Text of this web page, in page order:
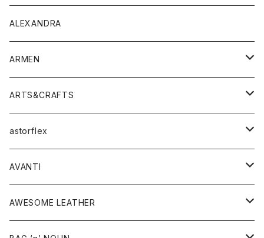
Tシャツ
シャツ
ボトムス
トップス
Tシャツ・カットソー
シャツ・ブラウス
ボトムス
パンツ
スカート
ワンピース・オールインワン
バッグ
シューズ
アクセサリー
ALEXANDRA
ARMEN
アウター
コート
ジャケット
トップス
ベスト
シャツ
ワンピース
ボトム
スカート
ARTS&CRAFTS
アクセサリー
ウォレット
バッグ
astorflex
グッズ
靴
AVANTI
シャツ
AWESOME LEATHER